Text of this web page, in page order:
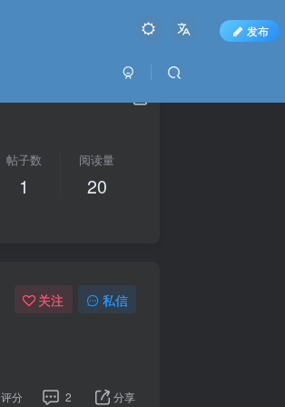
发布
帖子数
1
阅读量
20
关注 私信
评分 2 分享